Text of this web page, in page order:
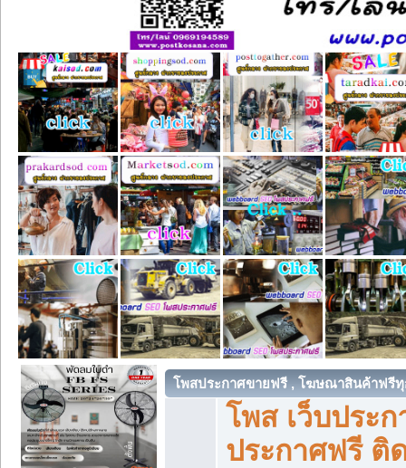
โพสประกาศขายฟรี , โฆษณาสินค้าฟรี
โพส เว็บประก
ประกาศฟรี ติ